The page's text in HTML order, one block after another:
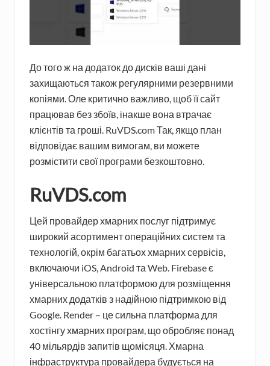
До того ж на додаток до дисків ваші дані
захищаються також регулярними резервними
копіями. Оле критично важливо, щоб її сайт
працював без збоїв, інакше вона втрачає
клієнтів та гроші. RuVDS.com Так, якщо план
відповідає вашим вимогам, ви можете
розмістити свої програми безкоштовно.
RuVDS.com
Цей провайдер хмарних послуг підтримує
широкий асортимент операційних систем та
технологій, окрім багатьох хмарних сервісів,
включаючи iOS, Android та Web. Firebase є
універсальною платформою для розміщення
хмарних додатків з надійною підтримкою від
Google. Render – це сильна платформа для
хостінгу хмарних програм, що обробляє понад
40 мільярдів запитів щомісяця. Хмарна
інфраструктура провайдера будується на